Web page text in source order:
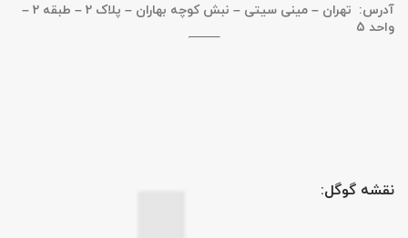
آدرس: تهران – مینی سیتی – نبش کوچه بهاران – پلاک 2 – طبقه 2 –
واحد 5
نقشه گوگل: